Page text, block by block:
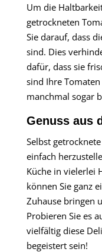
Um die
getrockneten
Sie darauf, dass
sind. Dies
dafür, dass sie
sind Ihre
manchmal sogar
Genuss aus
Selbst
einfach
Küche in vielerlei
können Sie ganz
Zuhause bringen
Probieren Sie es
vielfältig diese
begeistert sein!